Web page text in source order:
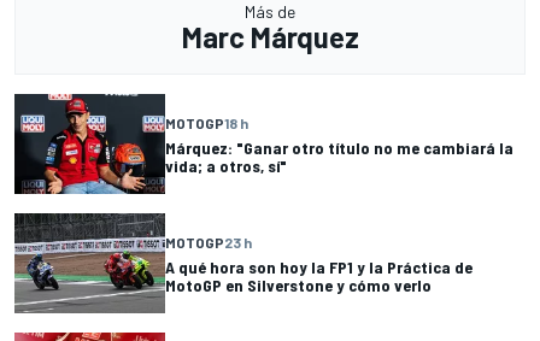
Más de
Marc Márquez
MOTOGP18 h
Márquez: "Ganar otro título no me cambiará la
vida; a otros, sí"
MOTOGP23 h
A qué hora son hoy la FP1 y la Práctica de
MotoGP en Silverstone y cómo verlo